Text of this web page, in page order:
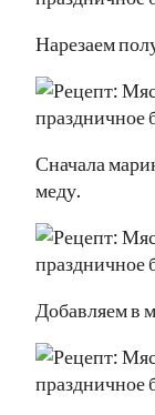
Нарезаем
Сначала
меду.
Добавляем в